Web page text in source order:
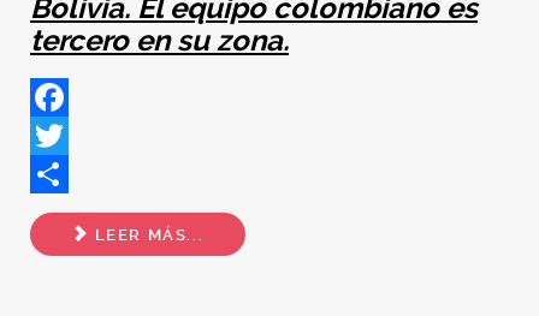
Bolivia. El equipo colombiano es
tercero en su zona.
Facebook
Twitter
Share
LEER MÁS...